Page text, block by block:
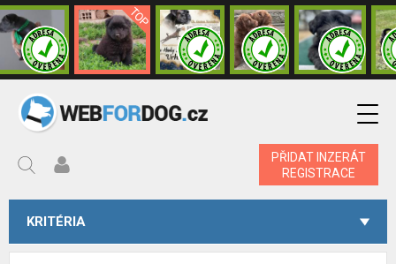
PŘIDAT INZERÁT
REGISTRACE
KRITÉRIA